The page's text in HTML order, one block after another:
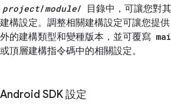
project/module/
目錄中，可讓您對
建構設定。調整相關建構設定可讓您提
外的建構類型和變種版本，並可覆寫
或頂層建構指令碼中的相關設定。
Android SDK 設定